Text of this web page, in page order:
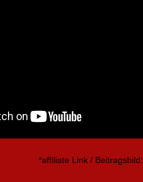
*affiliate Link / Beitragsbild: